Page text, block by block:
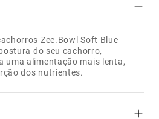
Zee.Bowl Soft Blue
do seu cachorro,
uma alimentação mais lenta,
dos nutrientes.